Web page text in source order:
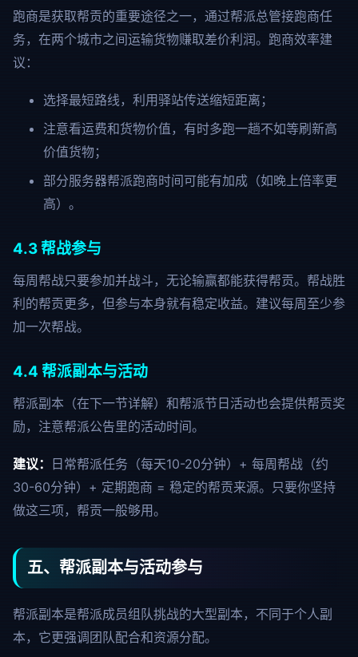
跑商是获取帮贡的重要途径之一，通过帮派总管接跑商任
务，在两个城市之间运输货物赚取差价利润。跑商效率建
议：
选择最短路线，利用驿站传送缩短距离；
注意看运费和货物价值，有时多跑一趟不如等刷新高
价值货物；
部分服务器帮派跑商时间可能有加成（如晚上倍率更
高）。
4.3 帮战参与
每周帮战只要参加并战斗，无论输赢都能获得帮贡。帮战胜
利的帮贡更多，但参与本身就有稳定收益。建议每周至少参
加一次帮战。
4.4 帮派副本与活动
帮派副本（在下一节详解）和帮派节日活动也会提供帮贡奖
励，注意帮派公告里的活动时间。
建议：
日常帮派任务（每天10-20分钟）+ 每周帮战（约
30-60分钟）+ 定期跑商 = 稳定的帮贡来源。只要你坚持
做这三项，帮贡一般够用。
五、帮派副本与活动参与
帮派副本是帮派成员组队挑战的大型副本，不同于个人副
本，它更强调团队配合和资源分配。